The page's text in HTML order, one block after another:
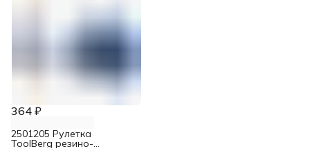
364 ₽
2501205 Рулетка
ToolBerg резино-